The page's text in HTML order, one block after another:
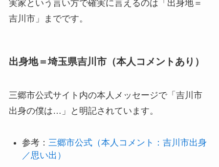
実家という言い方で確実に言えるのは「出身地＝
吉川市」までです。
出身地＝埼玉県吉川市（本人コメントあり）
三郷市公式サイト内の本人メッセージで「吉川市
出身の僕は…」と明記されています。
参考： 三郷市公式（本人コメント：吉川市出身
／思い出）